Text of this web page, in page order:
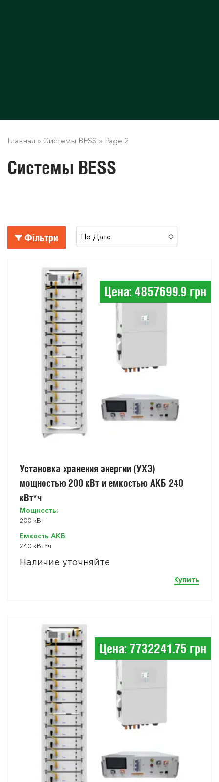
Главная » Системы BESS » Page 2
Системы BESS
По Дате
Фільтри
Цена: 4857699.9 грн
Установка хранения энергии (УХЭ)
мощностью 200 кВт и емкостью АКБ 240
кВт*ч
Мощность:
200 кВт
Емкость АКБ:
240 кВт*ч
Наличие уточняйте
Купить
Цена: 7732241.75 грн